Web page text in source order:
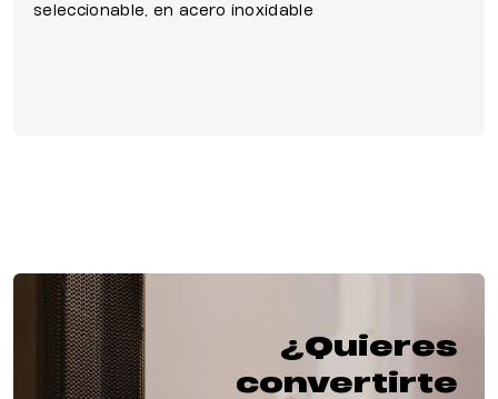
seleccionable, en acero inoxidable
¿Quieres
convertirte